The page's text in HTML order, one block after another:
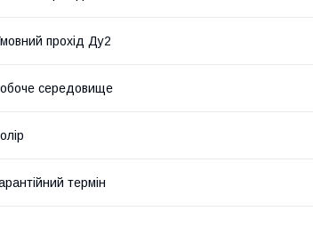
прохід Ду2
середовище
термін